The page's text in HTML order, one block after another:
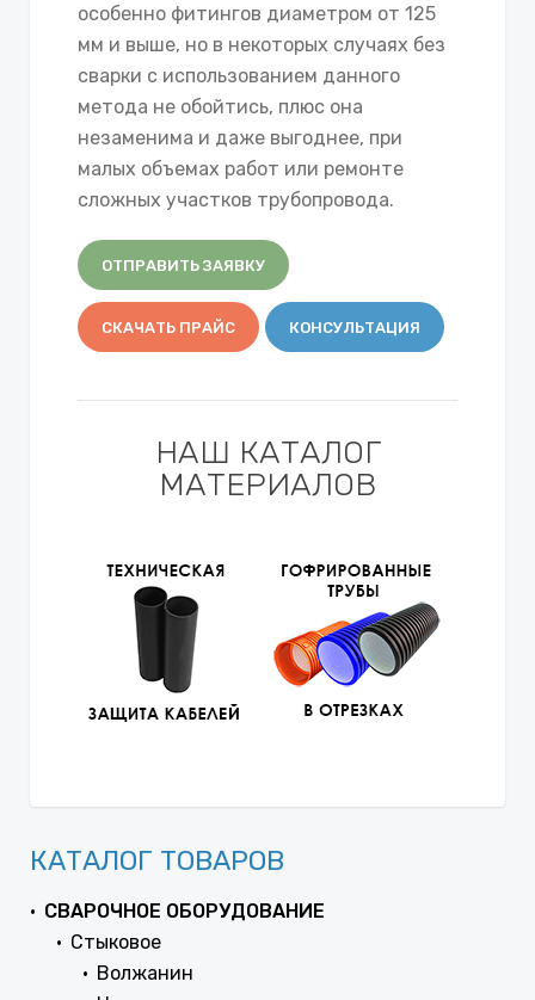
особенно фитингов диаметром от 125
мм и выше, но в некоторых случаях без
сварки с использованием данного
метода не обойтись, плюс она
незаменима и даже выгоднее, при
малых объемах работ или ремонте
сложных участков трубопровода.
ОТПРАВИТЬ ЗАЯВКУ
СКАЧАТЬ ПРАЙС КОНСУЛЬТАЦИЯ
НАШ КАТАЛОГ
МАТЕРИАЛОВ
КАТАЛОГ ТОВАРОВ
СВАРОЧНОЕ ОБОРУДОВАНИЕ
Стыковое
Волжанин